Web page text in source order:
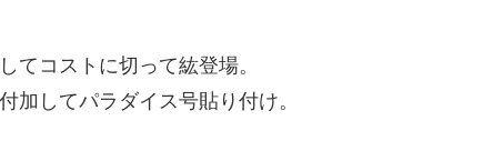
てコストに切って紘登場。
加してパラダイス号貼り付け。